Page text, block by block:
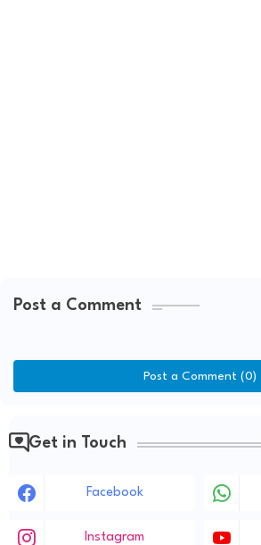
Post a Comment
Post a Comment (0)
Get in Touch
Facebook
Instagram